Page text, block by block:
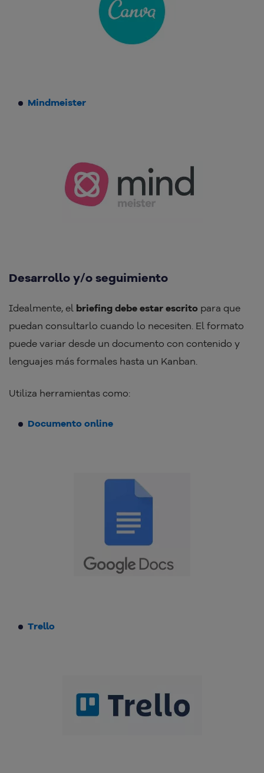
Mindmeister
Desarrollo y/o seguimiento
Idealmente, el briefing debe estar escrito para que
puedan consultarlo cuando lo necesiten. El formato
puede variar desde un documento con contenido y
lenguajes más formales hasta un Kanban.
Utiliza herramientas como:
Documento online
Trello